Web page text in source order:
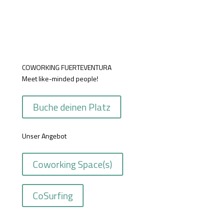
COWORKING FUERTEVENTURA
Meet like-minded people!
Buche deinen Platz
Unser Angebot
Coworking Space(s)
CoSurfing